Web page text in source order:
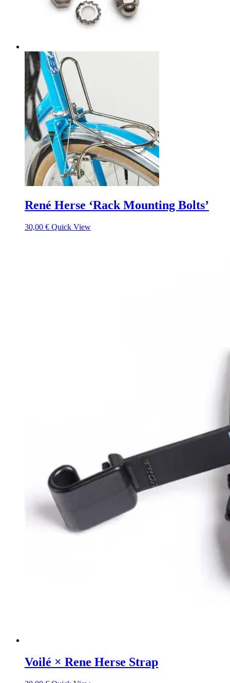
René Herse ‘Rack Mounting Bolts’
30,00 € Quick View
Voilé × Rene Herse Strap